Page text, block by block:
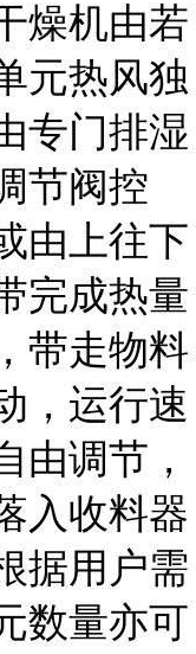
燥机由若
元热风独
专门排湿
节阀控
由上往下
完成热量
带走物料
，运行速
由调节，
入收料器
据用户需
数量亦可